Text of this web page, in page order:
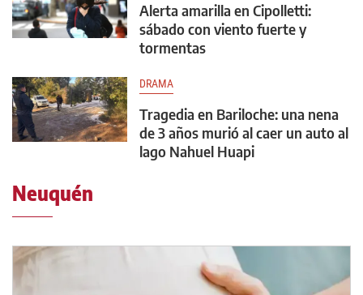
Alerta amarilla en Cipolletti:
sábado con viento fuerte y
tormentas
DRAMA
Tragedia en Bariloche: una nena
de 3 años murió al caer un auto al
lago Nahuel Huapi
Neuquén